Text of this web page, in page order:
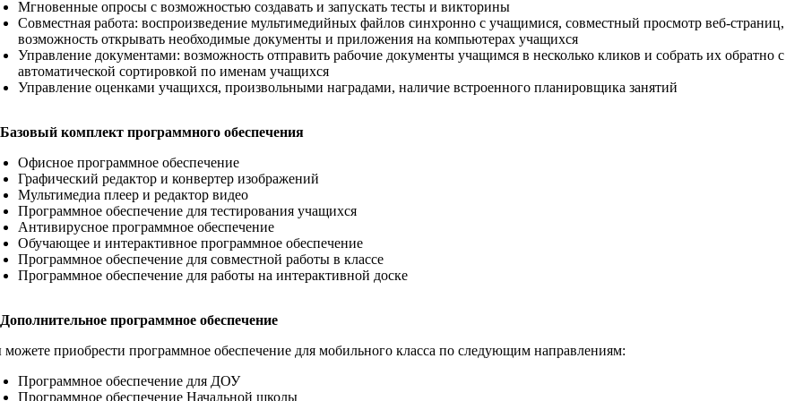
Мгновенные опросы с возможностью создавать и запускать тесты и викторины
Совместная работа: воспроизведение мультимедийных файлов синхронно с учащимися, совместный просмотр веб-страниц,
возможность открывать необходимые документы и приложения на компьютерах учащихся
Управление документами: возможность отправить рабочие документы учащимся в несколько кликов и собрать их обратно с
автоматической сортировкой по именам учащихся
Управление оценками учащихся, произвольными наградами, наличие встроенного планировщика занятий
Базовый комплект программного обеспечения
Офисное программное обеспечение
Графический редактор и конвертер изображений
Мультимедиа плеер и редактор видео
Программное обеспечение для тестирования учащихся
Антивирусное программное обеспечение
Обучающее и интерактивное программное обеспечение
Программное обеспечение для совместной работы в классе
Программное обеспечение для работы на интерактивной доске
Дополнительное программное обеспечение
приобрести программное обеспечение для мобильного класса по следующим направлениям:
Программное обеспечение для ДОУ
Программное обеспечение Начальной школы